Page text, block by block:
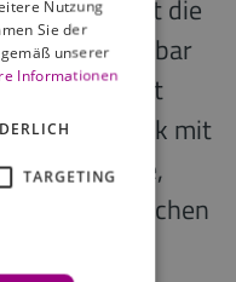
Zentrum ist die
unmittelbar
Damit eignet
City-Break mit
Aufenthalte,
einen beruflichen
Nutzung
Sie der
unserer
Informationen
TARGETING